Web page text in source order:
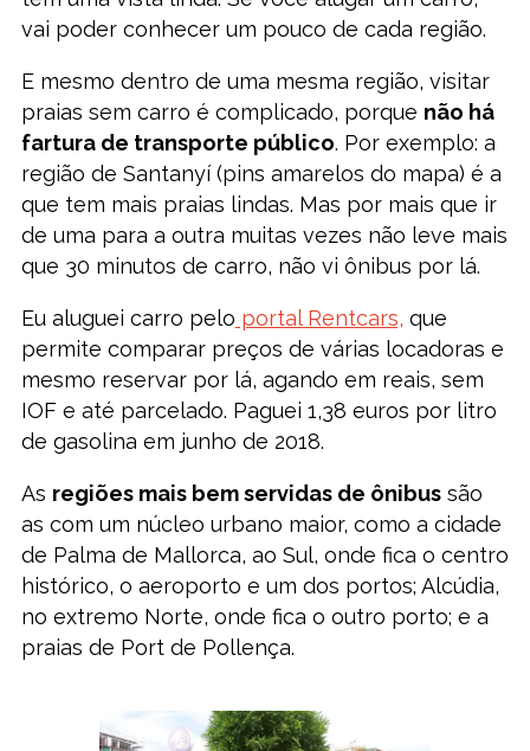
vai poder conhecer um pouco de cada região.
E mesmo dentro de uma mesma região, visitar
praias sem carro é complicado, porque não há
fartura de transporte público. Por exemplo: a
região de Santanyí (pins amarelos do mapa) é a
que tem mais praias lindas. Mas por mais que ir
de uma para a outra muitas vezes não leve mais
que 30 minutos de carro, não vi ônibus por lá.
Eu aluguei carro pelo portal Rentcars, que
permite comparar preços de várias locadoras e
mesmo reservar por lá, agando em reais, sem
IOF e até parcelado. Paguei 1,38 euros por litro
de gasolina em junho de 2018.
As regiões mais bem servidas de ônibussão
as com um núcleo urbano maior, como a cidade
de Palma de Mallorca, ao Sul, onde fica o centro
histórico, o aeroporto e um dos portos; Alcúdia,
no extremo Norte, onde fica o outro porto; e a
praias de Port de Pollença.